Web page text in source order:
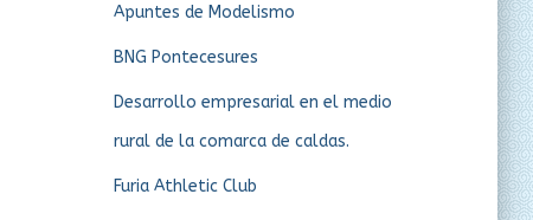
Apuntes de Modelismo
BNG Pontecesures
Desarrollo empresarial en el medio
rural de la comarca de caldas.
Furia Athletic Club